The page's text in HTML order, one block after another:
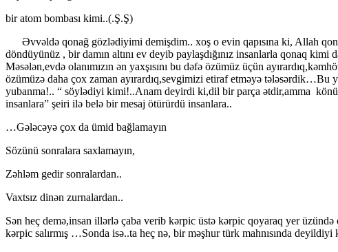
bir atom bombası kimi..(.Ş.Ş)
Əvvəldə qonağ gözlədiyimi demişdim.. xoş o evin qapısına ki, Allah
döndüyünüz , bir damın altını ev deyib paylaşdığınız insanlarla qonaq
Məsələn,evdə olanımızın ən yaxşısını bu dəfə özümüz üçün
özümüzə daha çox zaman ayırardıq,sevgimizi etiraf etməyə tələsərdik…Bu
yubanma!.. “ söylədiyi kimi!..Anam deyirdi ki,dil bir parça ətdir,amma
insanlara” şeiri ilə belə bir mesaj ötürürdü insanlara..
…Gələcəyə çox da ümid bağlamayın
Sözünü sonralara saxlamayın,
Zəhləm gedir sonralardan..
Vaxtsız dinən zurnalardan..
Sən heç demə,insan illərlə çaba verib kərpic üstə kərpic qoyaraq yer
kərpic salırmış …Sonda isə..ta heç nə, bir məşhur türk mahnısında deyildiyi